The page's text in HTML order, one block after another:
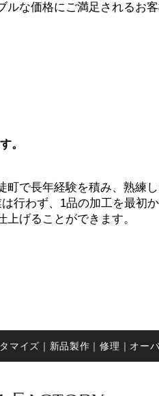
ルな価格にご満足されるお
。
町で長年経験を積み、熟練
行わず、1品の加工を最初
げることができます。
マイズ｜ 新品製作｜修理 ｜ オー